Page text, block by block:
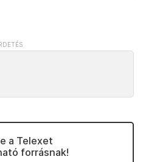
a Telexet
forrásnak!